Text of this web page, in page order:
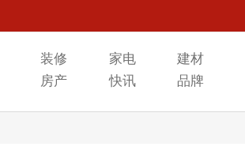
装修 家电 建材
房产 快讯 品牌